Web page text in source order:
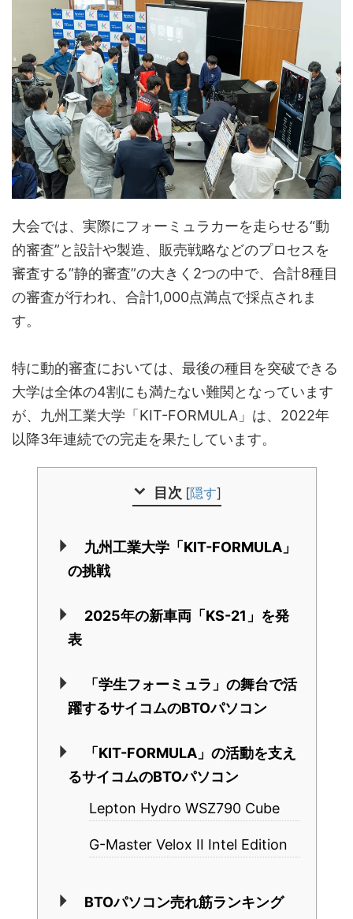
大会では、実際にフォーミュラカーを走らせる“動
的審査”と設計や製造、販売戦略などのプロセスを
審査する”静的審査”の大きく2つの中で、合計8種目
の審査が行われ、合計1,000点満点で採点されま
す。
特に動的審査においては、最後の種目を突破できる
大学は全体の4割にも満たない難関となっています
が、九州工業大学「KIT-FORMULA」は、2022年
以降3年連続での完走を果たしています。
目次 [隠す]
九州工業大学「KIT-FORMULA」
の挑戦
2025年の新車両「KS-21」を発
表
「学生フォーミュラ」の舞台で活
躍するサイコムのBTOパソコン
「KIT-FORMULA」の活動を支え
るサイコムのBTOパソコン
Lepton Hydro WSZ790 Cube
G-Master Velox II Intel Edition
BTOパソコン売れ筋ランキング